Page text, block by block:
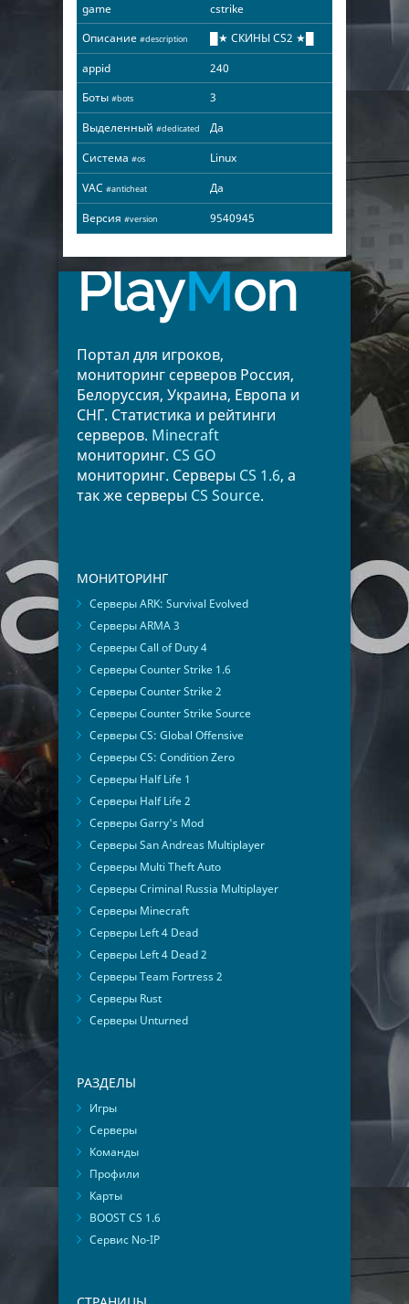
game
cstrike
Описание #description
█★ СКИНЫ СS2 ★█
appid
240
Боты #bots
3
Выделенный #dedicated
Да
Система #os
Linux
VAC #anticheat
Да
Версия #version 9540945
PlayMon
Портал для игроков,
мониторинг серверов Россия,
Белоруссия, Украина, Европа и
СНГ. Статистика и рейтинги
серверов. Minecraft
мониторинг. CS GO
мониторинг. Серверы CS 1.6, а
так же серверы CS Source.
МОНИТОРИНГ
Серверы ARK: Survival Evolved
Серверы ARMA 3
Серверы Call of Duty 4
Серверы Counter Strike 1.6
Серверы Counter Strike 2
Серверы Counter Strike Source
Серверы CS: Global Offensive
Серверы CS: Condition Zero
Серверы Half Life 1
Серверы Half Life 2
Серверы Garry's Mod
Серверы San Andreas Multiplayer
Серверы Multi Theft Auto
Серверы Criminal Russia Multiplayer
Серверы Minecraft
Серверы Left 4 Dead
Серверы Left 4 Dead 2
Серверы Team Fortress 2
Серверы Rust
Серверы Unturned
РАЗДЕЛЫ
Игры
Серверы
Команды
Профили
Карты
BOOST CS 1.6
Сервис No-IP